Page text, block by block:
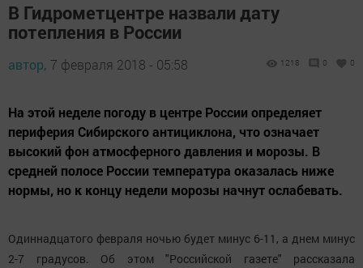
В Гидрометцентре назвали дату
потепления в России
автор, 7 февраля 2018 - 05:58 1218 0 0
На этой неделе погоду в центре России определяет
периферия Сибирского антициклона, что означает
высокий фон атмосферного давления и морозы. В
средней полосе России температура оказалась ниже
нормы, но к концу недели морозы начнут ослабевать.
Одиннадцатого февраля ночью будет минус 6-11, а днем минус
2-7 градусов. Об этом "Российской газете" рассказала